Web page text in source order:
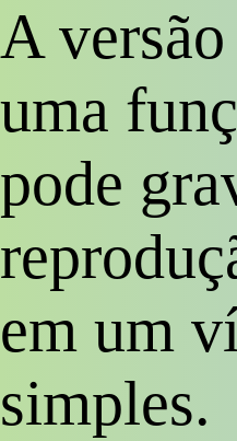
A
uma
pode
em um
simples.